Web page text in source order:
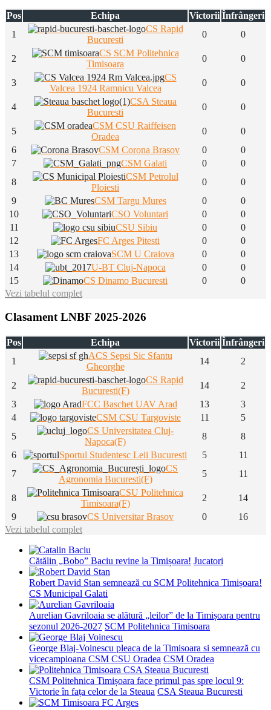
Pos Echipa Victorii Înfrângeri
1
CS Rapid
Bucuresti
0 0
2
CS SCM Politehnica
Timisoara
0 0
3
CS
Valcea 1924 Ramnicu Valcea
0 0
4
CSA Steaua
Bucuresti
0 0
5
CSM CSU Raiffeisen
Oradea
0
0
6
CSM Corona Brasov 0
0
7
CSM Galati 0
0
8
CSM Petrolul
Ploiesti
0
0
9
CSM Targu Mures 0
0
10
CSO Voluntari 0
0
11
CSU Sibiu 0
0
12
FC Arges Pitesti 0
0
13
SCM U Craiova 0
0
14
U-BT Cluj-Napoca 0
0
15
CS Dinamo Bucuresti 0
0
Vezi tabelul complet
Clasament LNBF 2025-2026
Pos Echipa Victorii Înfrângeri
1
ACS Sepsi Sic Sfantu
Gheorghe
14 2
2
CS Rapid
Bucuresti(F)
14
2
3
FCC Baschet UAV Arad 13
3
4
CSM CSU Targoviste 11
5
5
CS Universitatea Cluj-
Napoca(F)
8
8
6
Sportul Studentesc Leii Bucuresti 5
11
7
CS
Agronomia Bucuresti(F)
5 11
8
CSU Politehnica
Timisoara(F)
2
14
9
CS Universitar Brasov 0
16
Vezi tabelul complet
Cătălin „Bobo” Baciu revine la Timișoara! Jucatori
Robert David Stan semnează cu SCM Politehnica Timișoara!
CS Municipal Galati
Aurelian Gavriloaia se alătură „leilor” de la Timișoara pentru
sezonul 2026-2027 SCM Politehnica Timisoara
George Blaj-Voinescu pleaca de la Timisoara si semnează cu
vicecampioana CSM CSU Oradea CSM Oradea
CSM Politehnica Timișoara face primul pas spre locul 9:
Victorie în fața celor de la Steaua CSA Steaua Bucuresti